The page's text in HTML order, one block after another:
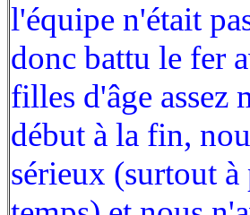
l'équipe n'était
donc battu le fer
filles d'âge
début à la fin,
sérieux (surtout